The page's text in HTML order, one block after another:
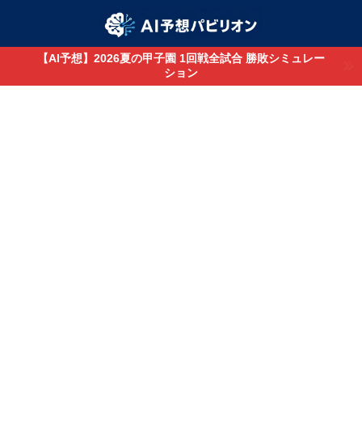
【AI予想】2026夏の甲子園 1回戦全試合 勝敗シミュレー
ション